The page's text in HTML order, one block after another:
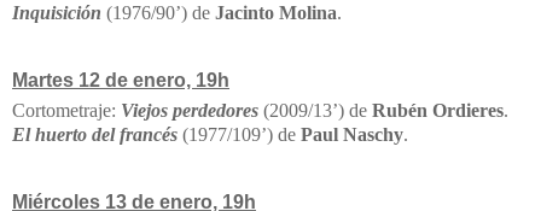
Inquisición (1976/90’) de Jacinto Molina.
Martes 12 de enero, 19h
Cortometraje: Viejos perdedores (2009/13’) de Rubén Ordieres.
El huerto del francés (1977/109’) de Paul Naschy.
Miércoles 13 de enero, 19h